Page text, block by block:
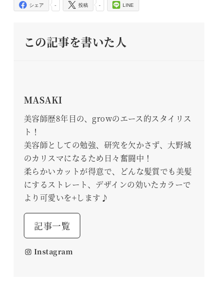
-
シェア -
投稿 LINE
この記事を書いた人
MASAKI
美容師歴8年目の、growのエース的スタイリス
ト！
美容師としての勉強、研究を欠かさず、大野城
のカリスマになるため日々奮闘中！
柔らかいカットが得意で、どんな髪質でも美髪
にするストレート、デザインの効いたカラーで
より可愛いを+します♪
記事一覧
Instagram